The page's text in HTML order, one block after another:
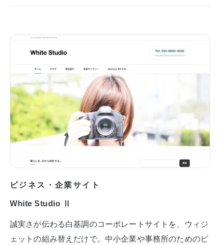
ビジネス・企業サイト
White Studio Ⅱ
誠実さが伝わる白基調のコーポレートサイトを、ウィジ
ェットの組み替えだけで。中小企業や事務所のためのビ